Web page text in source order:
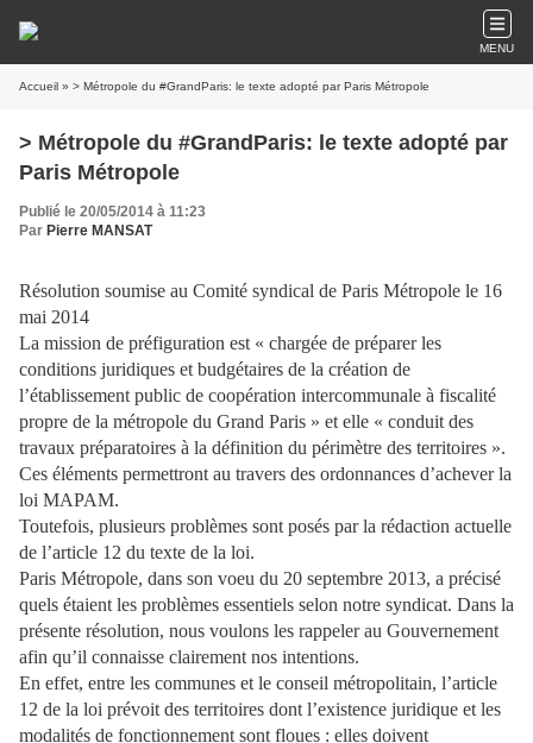
MENU
Accueil » > Métropole du #GrandParis: le texte adopté par Paris Métropole
> Métropole du #GrandParis: le texte adopté par
Paris Métropole
Publié le 20/05/2014 à 11:23
Par Pierre MANSAT
Résolution soumise au Comité syndical de Paris Métropole le 16
mai 2014
La mission de préfiguration est « chargée de préparer les
conditions juridiques et budgétaires de la création de
l’établissement public de coopération intercommunale à fiscalité
propre de la métropole du Grand Paris » et elle « conduit des
travaux préparatoires à la définition du périmètre des territoires ».
Ces éléments permettront au travers des ordonnances d’achever la
loi MAPAM.
Toutefois, plusieurs problèmes sont posés par la rédaction actuelle
de l’article 12 du texte de la loi.
Paris Métropole, dans son voeu du 20 septembre 2013, a précisé
quels étaient les problèmes essentiels selon notre syndicat. Dans la
présente résolution, nous voulons les rappeler au Gouvernement
afin qu’il connaisse clairement nos intentions.
En effet, entre les communes et le conseil métropolitain, l’article
12 de la loi prévoit des territoires dont l’existence juridique et les
modalités de fonctionnement sont floues : elles doivent